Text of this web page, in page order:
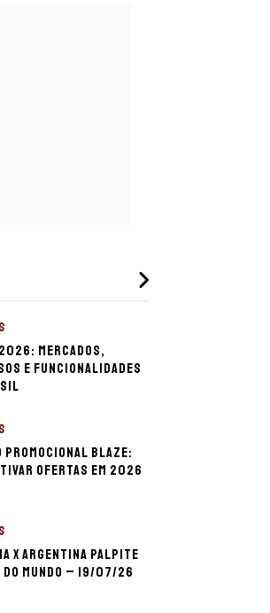
mercados,
e funcionalidades
promocional Blaze:
ofertas em 2026
x Argentina palpite
do Mundo – 19/07/26